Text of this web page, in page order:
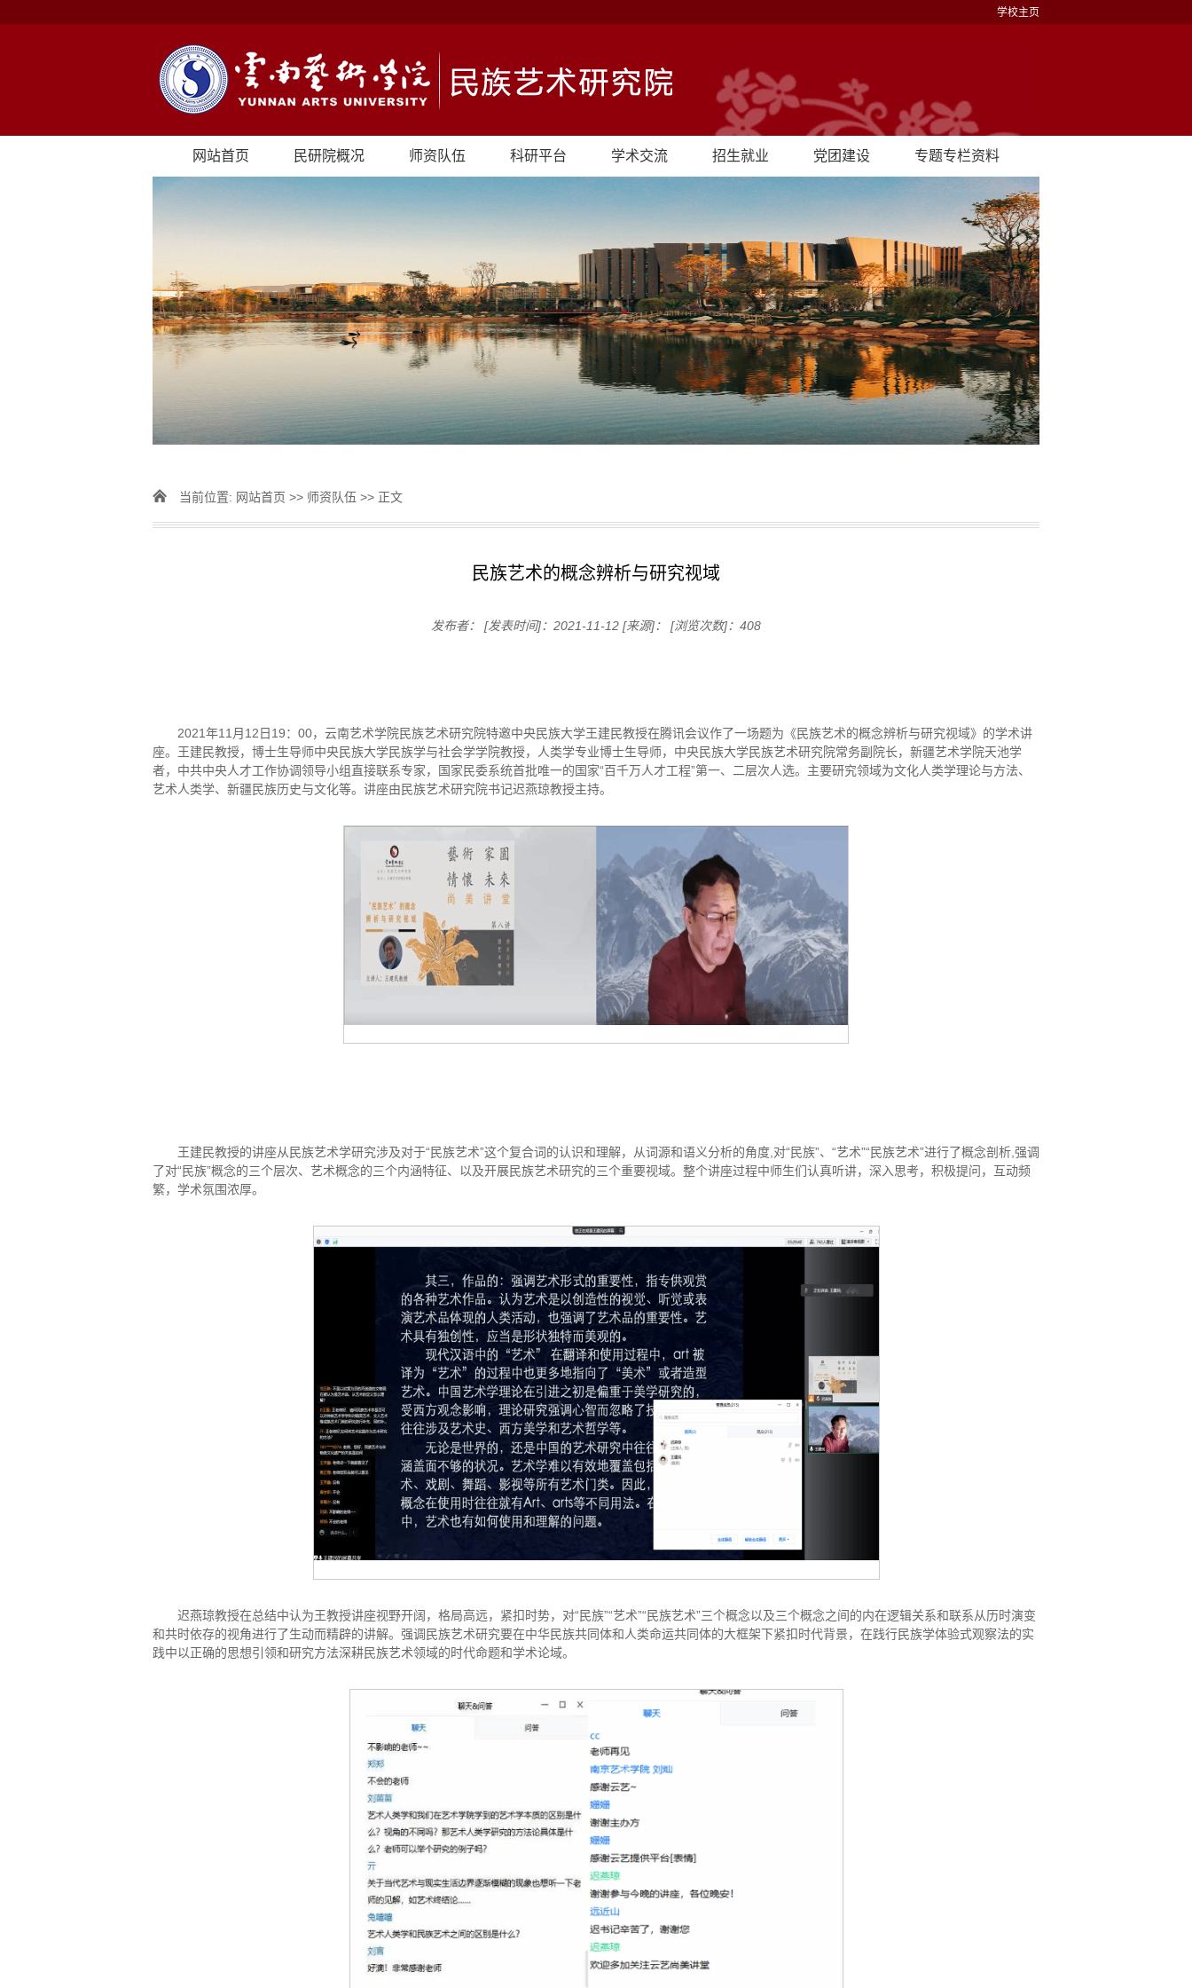
学校主页
网站首页 民研院概况 师资队伍 科研平台 学术交流 招生就业 党团建设 专题专栏资料
当前位置: 网站首页 >> 师资队伍 >> 正文
民族艺术的概念辨析与研究视域
发布者： [发表时间]：2021-11-12 [来源]： [浏览次数]： 408
2021年11月12日19：00，云南艺术学院民族艺术研究院特邀中央民族大学王建民教授在腾讯会议作了一场题为《民族艺术的概念辨析与研究视域》的学术讲
座。王建民教授，博士生导师中央民族大学民族学与社会学学院教授，人类学专业博士生导师，中央民族大学民族艺术研究院常务副院长，新疆艺术学院天池学
者，中共中央人才工作协调领导小组直接联系专家，国家民委系统首批唯一的国家“百千万人才工程”第一、二层次人选。主要研究领域为文化人类学理论与方法、
艺术人类学、新疆民族历史与文化等。讲座由民族艺术研究院书记迟燕琼教授主持。
王建民教授的讲座从民族艺术学研究涉及对于“民族艺术”这个复合词的认识和理解，从词源和语义分析的角度,对“民族”、“艺术”“民族艺术”进行了概念剖析,强调
了对“民族”概念的三个层次、艺术概念的三个内涵特征、以及开展民族艺术研究的三个重要视域。整个讲座过程中师生们认真听讲，深入思考，积极提问，互动频
繁，学术氛围浓厚。
迟燕琼教授在总结中认为王教授讲座视野开阔，格局高远，紧扣时势，对“民族”“艺术”“民族艺术”三个概念以及三个概念之间的内在逻辑关系和联系从历时演变
和共时依存的视角进行了生动而精辟的讲解。强调民族艺术研究要在中华民族共同体和人类命运共同体的大框架下紧扣时代背景，在践行民族学体验式观察法的实
践中以正确的思想引领和研究方法深耕民族艺术领域的时代命题和学术论域。